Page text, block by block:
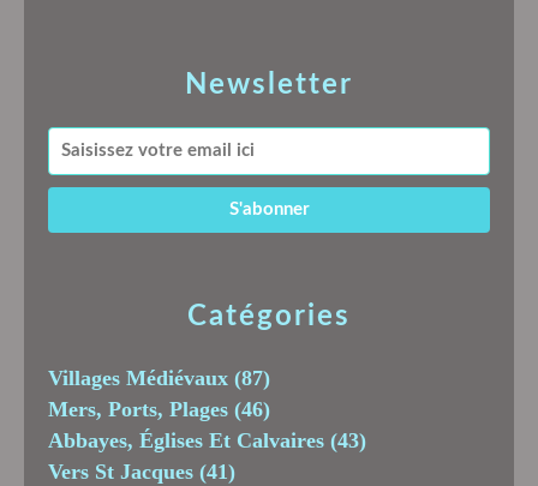
Newsletter
Catégories
Villages Médiévaux (87)
Mers, Ports, Plages (46)
Abbayes, Églises Et Calvaires (43)
Vers St Jacques (41)